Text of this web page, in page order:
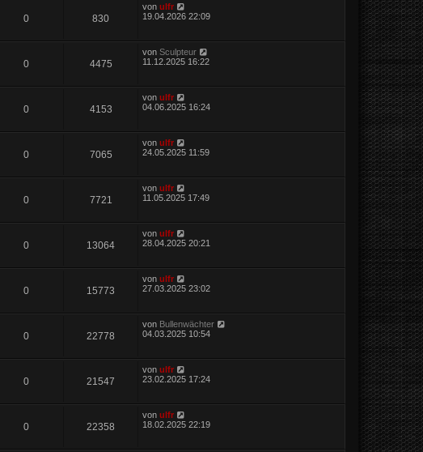
0 830
von ulfr
19.04.2026 22:09
0 4475
von Sculpteur
11.12.2025 16:22
0 4153
von ulfr
04.06.2025 16:24
0 7065
von ulfr
24.05.2025 11:59
0 7721
von ulfr
11.05.2025 17:49
0 13064
von ulfr
28.04.2025 20:21
0 15773
von ulfr
27.03.2025 23:02
0 22778
von Bullenwächter
04.03.2025 10:54
0 21547
von ulfr
23.02.2025 17:24
0 22358
von ulfr
18.02.2025 22:19